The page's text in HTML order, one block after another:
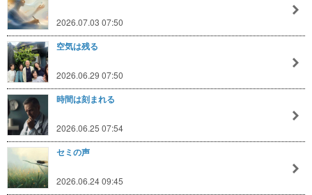
2026.07.03 07:50
空気は残る
2026.06.29 07:50
時間は刻まれる
2026.06.25 07:54
セミの声
2026.06.24 09:45